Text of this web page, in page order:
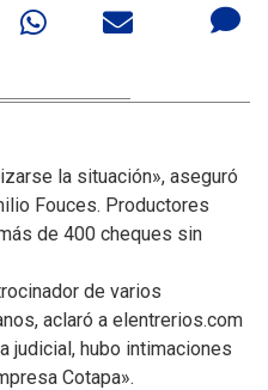
la situación», aseguró
Fouces. Productores
de 400 cheques sin
de varios
aclaró a elentrerios.com
judicial, hubo intimaciones
Cotapa».